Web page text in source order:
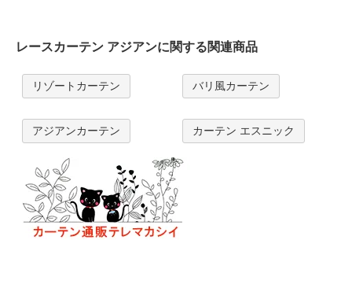
レースカーテン アジアンに関する関連商品
リゾートカーテン バリ風カーテン
アジアンカーテン カーテン エスニック